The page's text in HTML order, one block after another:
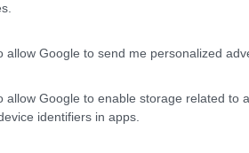
allow Google to send me personalized
allow Google to enable storage related to
identifiers in apps.
piu' comodo per Baratti
non mi fiderei a
litoranea ,in pineta è a pagamento e
100 macchine parcheggiate e un